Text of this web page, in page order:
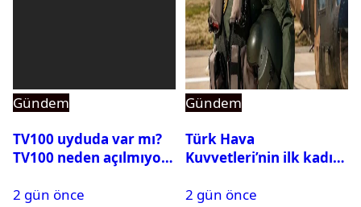
Gündem
TV100 uyduda var mı?
TV100 neden açılmıyor?
2 gün önce
Gündem
Türk Hava
Kuvvetleri’nin ilk kadın
Karapınar hakkında
2 gün önce